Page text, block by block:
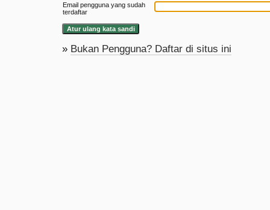
Email pengguna yang sudah
terdaftar
» Bukan Pengguna? Daftar di situs ini